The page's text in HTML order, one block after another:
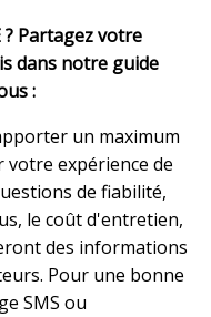
? Partagez votre
dans notre guide
:
un maximum
expérience de
de fiabilité,
le coût d'entretien,
des informations
Pour une bonne
SMS ou